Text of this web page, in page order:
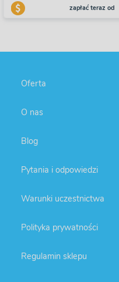
zapłać teraz od
Oferta
O nas
Blog
Pytania i odpowiedzi
Warunki uczestnictwa
Polityka prywatności
Regulamin sklepu